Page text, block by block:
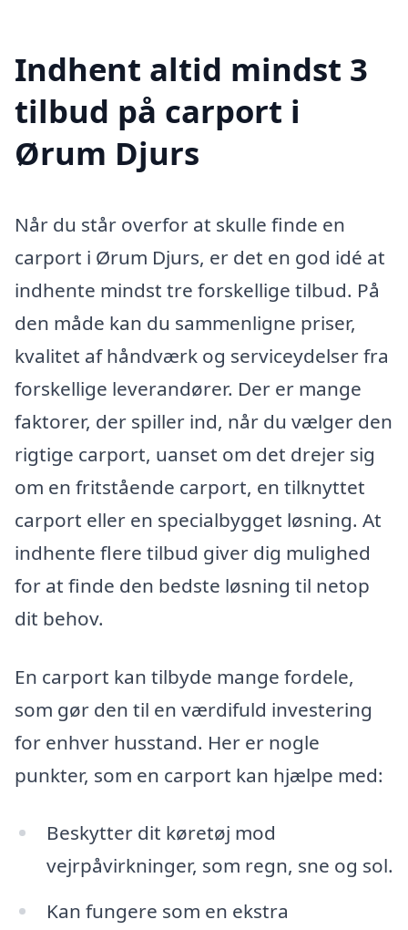
Indhent altid mindst 3
tilbud på carport i
Ørum Djurs
Når du står overfor at skulle finde en
carport i Ørum Djurs, er det en god idé at
indhente mindst tre forskellige tilbud. På
den måde kan du sammenligne priser,
kvalitet af håndværk og serviceydelser fra
forskellige leverandører. Der er mange
faktorer, der spiller ind, når du vælger den
rigtige carport, uanset om det drejer sig
om en fritstående carport, en tilknyttet
carport eller en specialbygget løsning. At
indhente flere tilbud giver dig mulighed
for at finde den bedste løsning til netop
dit behov.
En carport kan tilbyde mange fordele,
som gør den til en værdifuld investering
for enhver husstand. Her er nogle
punkter, som en carport kan hjælpe med:
Beskytter dit køretøj mod
vejrpåvirkninger, som regn, sne og sol.
Kan fungere som en ekstra